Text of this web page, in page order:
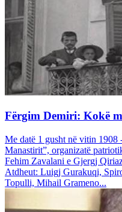
Fërgim Demiri: Kokë
Me datë 1 gusht në vitin
Manastirit”, organizatë
Fehim Zavalani e Gjergj
Atdheut: Luigj Gurakuqi,
Topulli, Mihail Grameno...